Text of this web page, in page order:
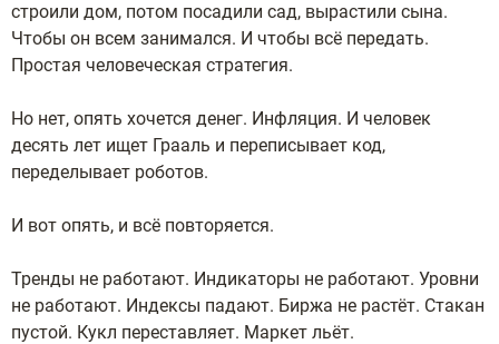
строили дом, потом посадили сад, вырастили сына.
Чтобы он всем занимался. И чтобы всё передать.
Простая человеческая стратегия.
Но нет, опять хочется денег. Инфляция. И человек
десять лет ищет Грааль и переписывает код,
переделывает роботов.
И вот опять, и всё повторяется.
Тренды не работают. Индикаторы не работают. Уровни
не работают. Индексы падают. Биржа не растёт. Стакан
пустой. Кукл переставляет. Маркет льёт.